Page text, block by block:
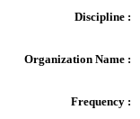
Discipline :
Organization Name :
Frequency :